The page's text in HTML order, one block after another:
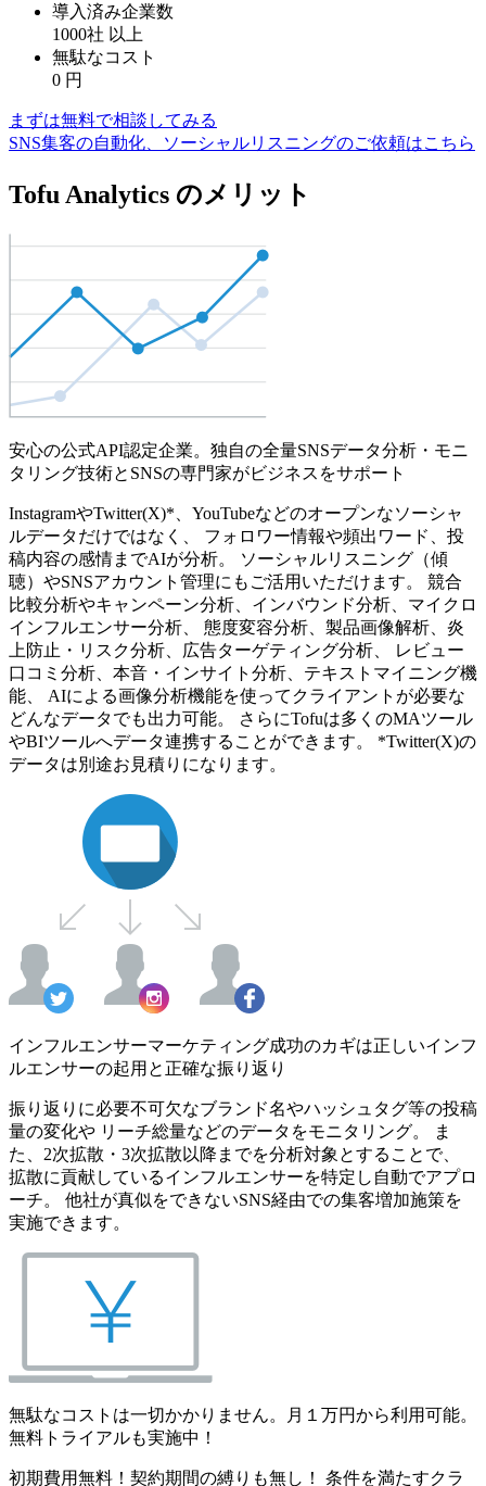
導入済み企業数
1000社 以上
無駄なコスト
0 円
まずは無料で相談してみる
SNS集客の自動化、ソーシャルリスニングのご依頼はこちら
Tofu Analytics のメリット
安心の公式API認定企業。独自の全量SNSデータ分析・モニ
タリング技術とSNSの専門家がビジネスをサポート
InstagramやTwitter(X)*、YouTubeなどのオープンなソーシャ
ルデータだけではなく、 フォロワー情報や頻出ワード、投
稿内容の感情までAIが分析。 ソーシャルリスニング（傾
聴）やSNSアカウント管理にもご活用いただけます。 競合
比較分析やキャンペーン分析、インバウンド分析、マイクロ
インフルエンサー分析、 態度変容分析、製品画像解析、炎
上防止・リスク分析、広告ターゲティング分析、 レビュー
口コミ分析、本音・インサイト分析、テキストマイニング機
能、 AIによる画像分析機能を使ってクライアントが必要な
どんなデータでも出力可能。 さらにTofuは多くのMAツール
やBIツールへデータ連携することができます。 *Twitter(X)の
データは別途お見積りになります。
インフルエンサーマーケティング成功のカギは正しいインフ
ルエンサーの起用と正確な振り返り
振り返りに必要不可欠なブランド名やハッシュタグ等の投稿
量の変化や リーチ総量などのデータをモニタリング。 ま
た、2次拡散・3次拡散以降までを分析対象とすることで、
拡散に貢献しているインフルエンサーを特定し自動でアプロ
ーチ。 他社が真似をできないSNS経由での集客増加施策を
実施できます。
無駄なコストは一切かかりません。月１万円から利用可能。
無料トライアルも実施中！
初期費用無料！契約期間の縛りも無し！ 条件を満たすクラ